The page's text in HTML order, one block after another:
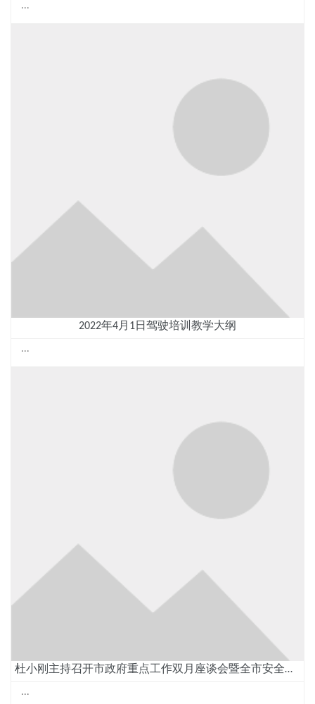
...
2022年4月1日驾驶培训教学大纲
...
杜小刚主持召开市政府重点工作双月座谈会暨全市安全生产工作专题会议
...